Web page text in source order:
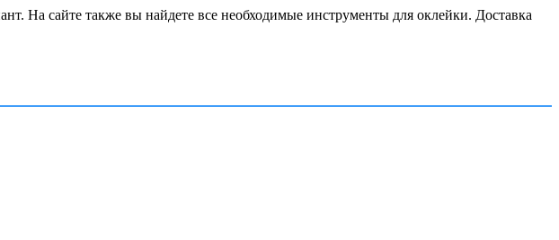
На сайте также вы найдете все необходимые инструменты для оклейки. Доставка